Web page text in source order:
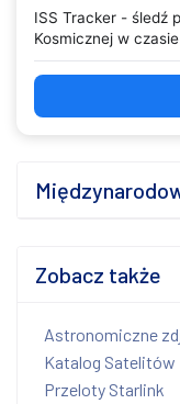
ISS Tracker - śledź
Kosmicznej w
Zobacz także
Astronomiczne
Katalog Satelitów
Przeloty Starlink